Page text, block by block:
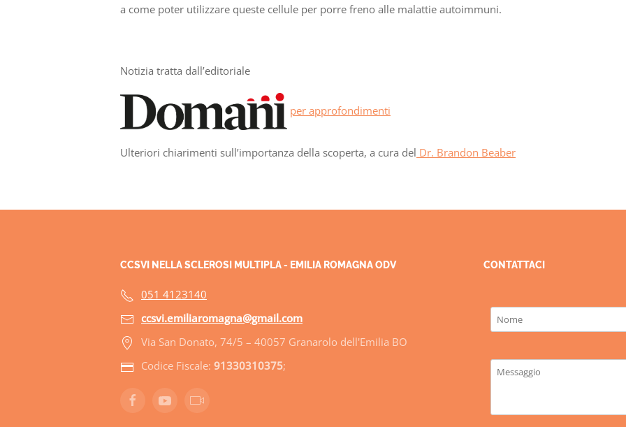
a come poter utilizzare queste cellule per porre freno alle malattie autoimmuni.
Notizia tratta dall’editoriale
per approfondimenti
Ulteriori chiarimenti sull’importanza della scoperta, a cura del Dr. Brandon Beaber
CCSVI NELLA SCLEROSI MULTIPLA - EMILIA ROMAGNA ODV
051 4123140
ccsvi.emiliaromagna@gmail.com
Via San Donato, 74/5 – 40057 Granarolo dell'Emilia BO
Codice Fiscale: 91330310375;
CONTATTACI